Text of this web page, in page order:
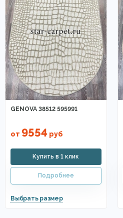
GENOVA 38512 595991
от 9554 руб